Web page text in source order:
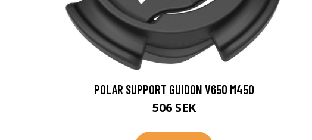
POLAR SUPPORT GUIDON V650 M450
506 SEK